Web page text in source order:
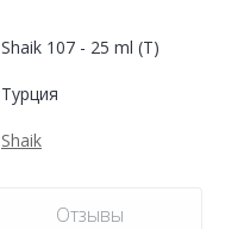
Shaik 107 - 25 ml (T)
Турция
Shaik
Отзывы